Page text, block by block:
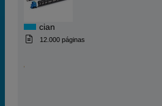
cian
12.000 páginas